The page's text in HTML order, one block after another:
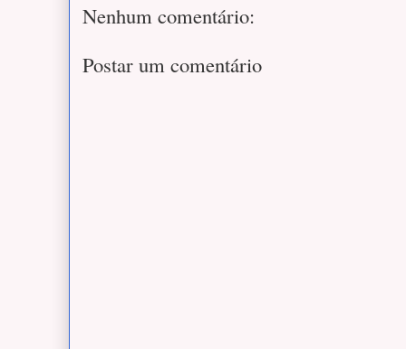
Nenhum comentário:
Postar um comentário